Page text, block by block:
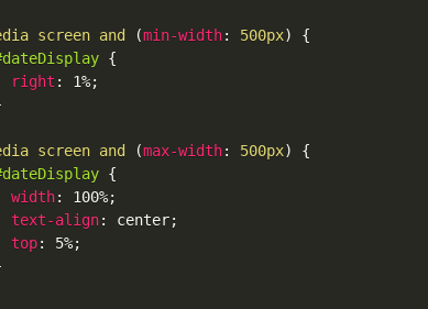
screen and (min-width: 500px)
{
{
right : 1%;
screen and (max-width: 500px)
{
{
width: 100%;
text-align: center;
top: 5%;